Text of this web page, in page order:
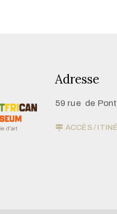
Adresse
59 rue de
ACCÈS /